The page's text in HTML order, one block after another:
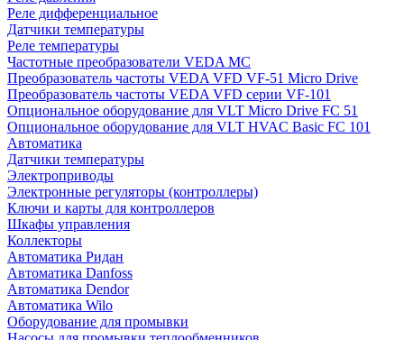
Реле дифференциальное
Датчики температуры
Реле температуры
Частотные преобразователи VEDA MC
Преобразователь частоты VEDA VFD VF-51 Micro Drive
Преобразователь частоты VEDA VFD серии VF-101
Опциональное оборудование для VLT Micro Drive FC 51
Опциональное оборудование для VLT HVAC Basic FC 101
Автоматика
Датчики температуры
Электроприводы
Электронные регуляторы (контроллеры)
Ключи и карты для контроллеров
Шкафы управления
Коллекторы
Автоматика Ридан
Автоматика Danfoss
Автоматика Dendor
Автоматика Wilo
Оборудование для промывки